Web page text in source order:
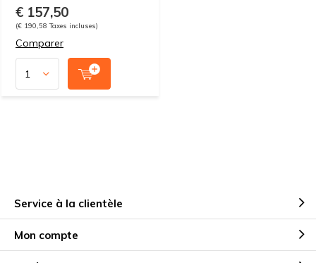
€ 157,50
(€ 190,58 Taxes incluses)
Comparer
Service à la clientèle
Mon compte